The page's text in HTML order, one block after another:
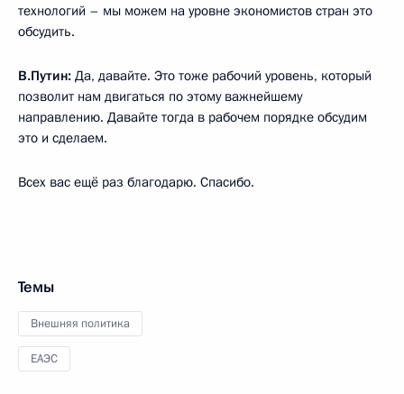
технологий – мы можем на уровне экономистов стран это
обсудить.
В.Путин: Да, давайте. Это тоже рабочий уровень, который
позволит нам двигаться по этому важнейшему
направлению. Давайте тогда в рабочем порядке обсудим
это и сделаем.
Всех вас ещё раз благодарю. Спасибо.
Темы
Внешняя политика
ЕАЭС